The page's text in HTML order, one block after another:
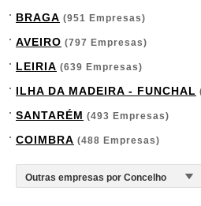
BRAGA (951 Empresas)
AVEIRO (797 Empresas)
LEIRIA (639 Empresas)
ILHA DA MADEIRA - FUNCHAL
SANTARÉM (493 Empresas)
COIMBRA (488 Empresas)